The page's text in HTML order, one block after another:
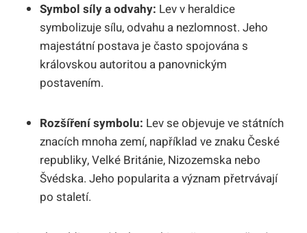
Symbol síly a odvahy: Lev v heraldice
symbolizuje sílu, odvahu a nezlomnost. Jeho
majestátní postava je často spojována s
královskou autoritou a panovnickým
postavením.
Rozšíření symbolu: Lev se objevuje ve státních
znacích mnoha zemí, například ve znaku České
republiky, Velké Británie, Nizozemska nebo
Švédska. Jeho popularita a význam přetrvávají
po staletí.